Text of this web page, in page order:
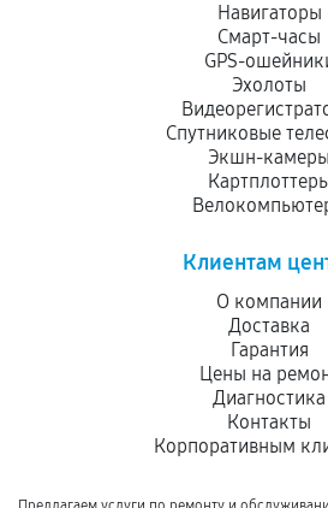
Навигаторы
Смарт-часы
GPS-
Эхолоты
Спутниковые
Экшн-камеры
Клиентам
О компании
Доставка
Гарантия
Цены на
Диагностика
Контакты
Корпоративным